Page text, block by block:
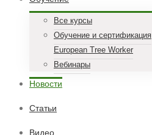
Все курсы
Обучение и сертификация
European Tree Worker
Вебинары
Новости
Статьи
Видео